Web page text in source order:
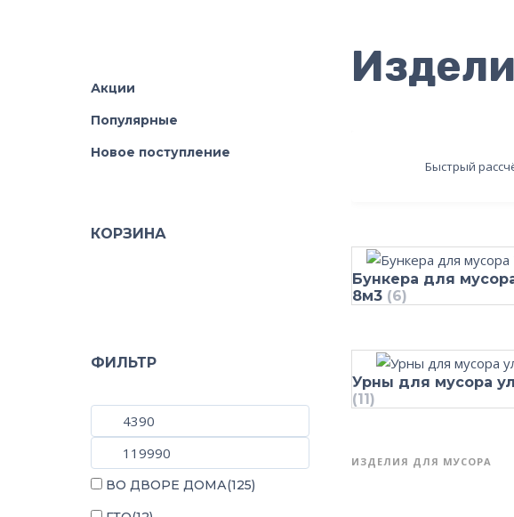
Акции
Популярные
Новое поступление
КОРЗИНА
ФИЛЬТР
ВО ДВОРЕ ДОМА(125)
Быстрый
Бункера для
8м3 (6)
Урны для мусора
(11)
ИЗДЕЛИЯ ДЛЯ МУСОРА